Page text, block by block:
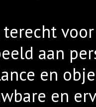
aan
en
en